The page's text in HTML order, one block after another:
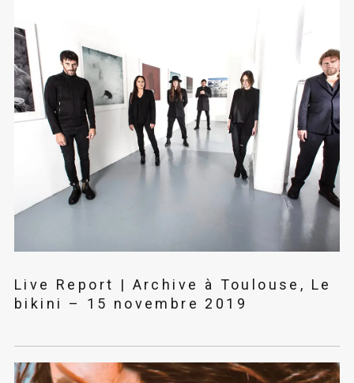
Live Report | Archive à Toulouse, Le
bikini – 15 novembre 2019